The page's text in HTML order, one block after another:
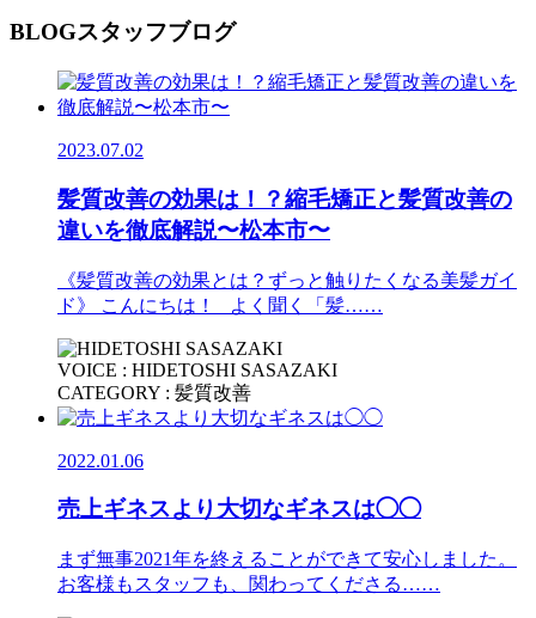
BLOGスタッフブログ
2023.07.02
髪質改善の効果は！？縮毛矯正と髪質改善の
違いを徹底解説〜松本市〜
《髪質改善の効果とは？ずっと触りたくなる美髪ガイ
ド》 こんにちは！ よく聞く「髪……
VOICE : HIDETOSHI SASAZAKI
CATEGORY : 髪質改善
2022.01.06
売上ギネスより大切なギネスは◯◯
まず無事2021年を終えることができて安心しました。
お客様もスタッフも、関わってくださる……